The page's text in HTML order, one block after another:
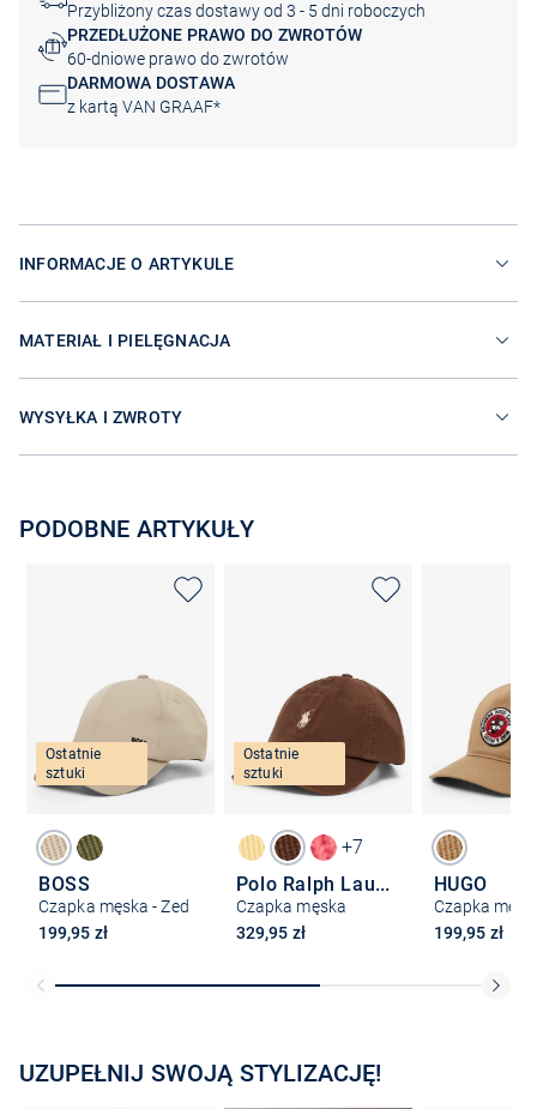
Przybliżony czas dostawy od 3 - 5 dni roboczych
PRZEDŁUŻONE PRAWO DO ZWROTÓW
60-dniowe prawo do zwrotów
DARMOWA DOSTAWA
z kartą VAN GRAAF*
INFORMACJE O ARTYKULE
MATERIAŁ I PIELĘGNACJA
WYSYŁKA I ZWROTY
PODOBNE ARTYKUŁY
Ostatnie
sztuki
BOSS
Czapka męska - Zed
199,95 zł
Ostatnie
sztuki
+7
Polo Ralph Lauren
Czapka męska
329,95 zł
HUGO
199,95 zł
UZUPEŁNIJ SWOJĄ STYLIZACJĘ!